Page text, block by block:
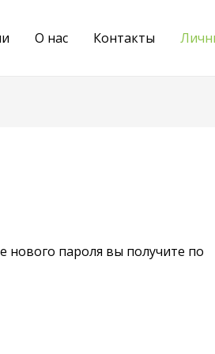
О нас Контакты
нового пароля вы получите по